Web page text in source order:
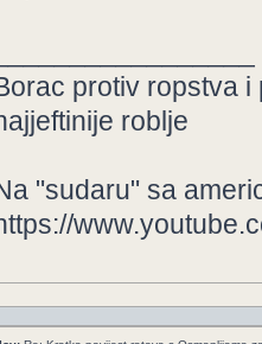
protiv ropstva i
roblje
"sudaru" sa